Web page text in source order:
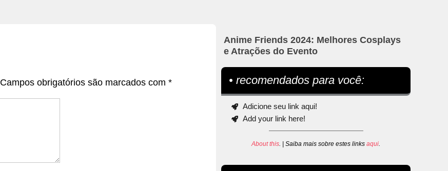
Campos obrigatórios são marcados com *
Anime Friends 2024: Melhores Cosplays
e Atrações do Evento
• recomendados para você:
Adicione seu link aqui!
Add your link here!
About this. | Saiba mais sobre estes linksaqui.